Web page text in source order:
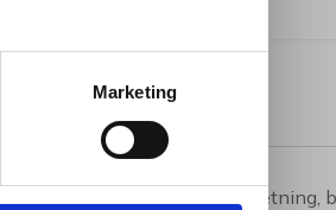
Marketing
kræver ingen værktøj for opsætning,